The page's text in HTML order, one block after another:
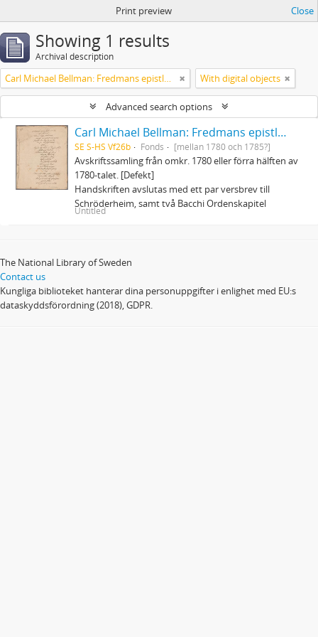
Print preview Close
Showing 1 results
Archival description
Carl Michael Bellman: Fredmans epistlar och sånger m.fl. Bellman-texter With digital objects
Advanced search options
Carl Michael Bellman: Fredmans epistlar och sånger m.fl. Bellman-texter
SE S-HS Vf26b Fonds [mellan 1780 och 1785?]
Avskriftssamling från omkr. 1780 eller förra hälften av
1780-talet. [Defekt]
Handskriften avslutas med ett par versbrev till
Schröderheim, samt två Bacchi Ordenskapitel
Untitled
The National Library of Sweden
Contact us
Kungliga biblioteket hanterar dina personuppgifter i enlighet med EU:s
dataskyddsförordning (2018), GDPR.